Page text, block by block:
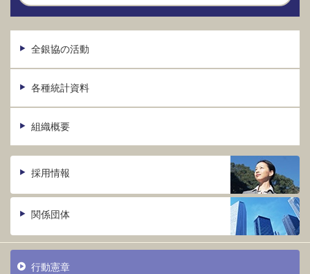
全銀協の活動
各種統計資料
組織概要
採用情報
関係団体
行動憲章